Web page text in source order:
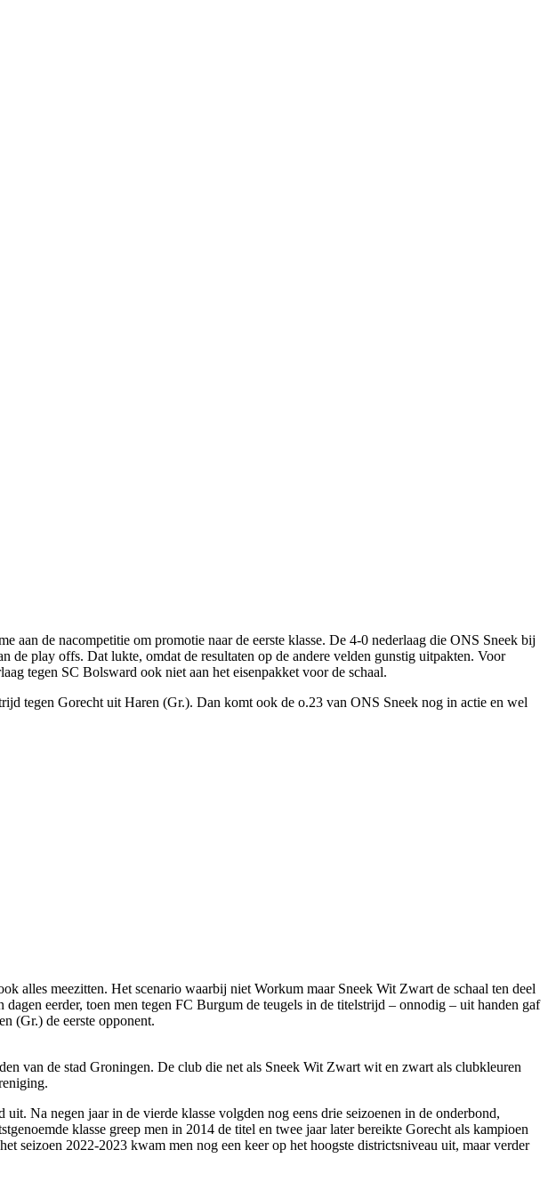
de nacompetitie om promotie naar de eerste klasse. De 4-0 nederlaag die ONS Sneek bij
play offs. Dat lukte, omdat de resultaten op de andere velden gunstig uitpakten. Voor
tegen SC Bolsward ook niet aan het eisenpakket voor de schaal.
tegen Gorecht uit Haren (Gr.). Dan komt ook de o.23 van ONS Sneek nog in actie en wel
alles meezitten. Het scenario waarbij niet Workum maar Sneek Wit Zwart de schaal ten deel
eerder, toen men tegen FC Burgum de teugels in de titelstrijd – onnodig – uit handen gaf
(Gr.) de eerste opponent.
van de stad Groningen. De club die net als Sneek Wit Zwart wit en zwart als clubkleuren
Na negen jaar in de vierde klasse volgden nog eens drie seizoenen in de onderbond,
klasse greep men in 2014 de titel en twee jaar later bereikte Gorecht als kampioen
seizoen 2022-2023 kwam men nog een keer op het hoogste districtsniveau uit, maar verder